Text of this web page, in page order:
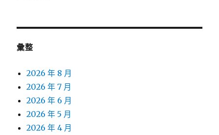
彙整
2026 年 8 月
2026 年 7 月
2026 年 6 月
2026 年 5 月
2026 年 4 月